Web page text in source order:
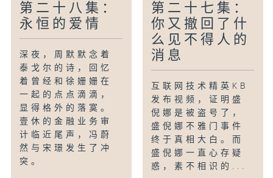
第二十八集：
永恒的爱情
深夜，周默默念着
泰戈尔的诗，回忆
着曾经和徐姗姗在
一起的点点滴滴，
显得格外的落寞。
壹休的金融业务审
计临近尾声，冯蔚
然与宋璟发生了冲
突。
第二十七集：
你又撤回了什
么见不得人的
消息
互联网技术精英KB
发布视频，证明盛
倪娜是被盗号了，
盛倪娜不雅门事件
终于真相大白。而
盛倪娜一直心存疑
惑，素不相识的...